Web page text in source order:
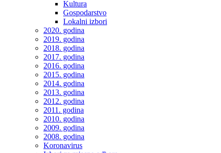
Kultura
Gospodarstvo
Lokalni izbori
2020. godina
2019. godina
2018. godina
2017. godina
2016. godina
2015. godina
2014. godina
2013. godina
2012. godina
2011. godina
2010. godina
2009. godina
2008. godina
Koronavirus